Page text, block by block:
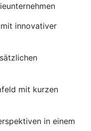
innovativer
mit kurzen
in einem